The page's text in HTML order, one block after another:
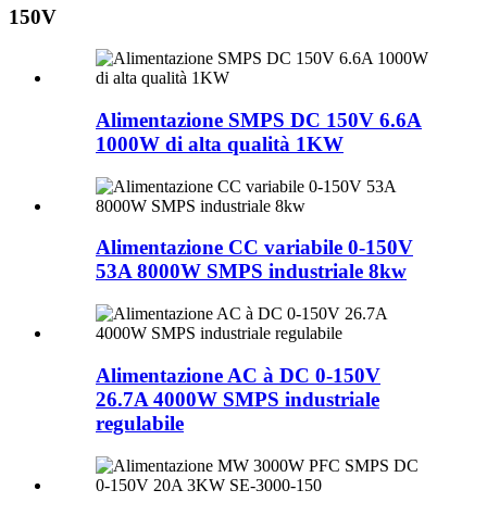
150V
Alimentazione SMPS DC 150V 6.6A
1000W di alta qualità 1KW
Alimentazione CC variabile 0-150V
53A 8000W SMPS industriale 8kw
Alimentazione AC à DC 0-150V
26.7A 4000W SMPS industriale
regulabile